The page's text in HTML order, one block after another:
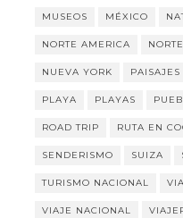
MUSEOS MÉXICO
NORTE AMERICA
NUEVA YORK PAISAJES
PLAYA PLAYAS
ROAD TRIP RUTA EN
SENDERISMO SUIZA
TURISMO NACIONAL
VIAJE NACIONAL